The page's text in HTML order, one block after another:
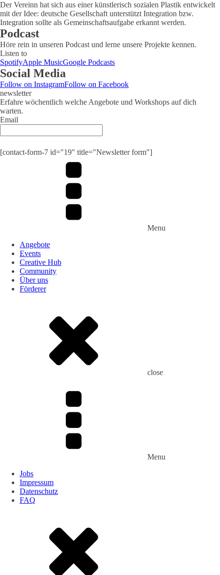
Der Vereinn hat sich aus einer künstlerisch sozialen Plastik entwickelt
mit der Idee: deutsche Gesellschaft unterstützt Integration bzw.
Integration sollte als Gemeinschaftsaufgabe erkannt werden.
Podcast
Höre rein in unseren Podcast und lerne unsere Projekte kennen.
Listen to
SpotifyApple MusicGoogle Podcasts
Social Media
Follow on InstagramFollow on Facebook
newsletter
Erfahre wöchentlich welche Angebote und Workshops auf dich
warten.
Email
[contact-form-7 id="19" title="Newsletter form"]
Menu
Angebote
Events
Creative Hub
Community
Über uns
Förderer
close
Menu
Jobs
Impressum
Datenschutz
FAQ